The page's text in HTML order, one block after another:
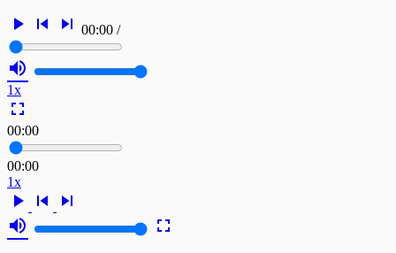
play_arrow skip_previous skip_next 00:00 /
volume_up
1x
fullscreen
00:00
00:00
1x
play_arrow skip_previous
skip_next
volume_up
fullscreen